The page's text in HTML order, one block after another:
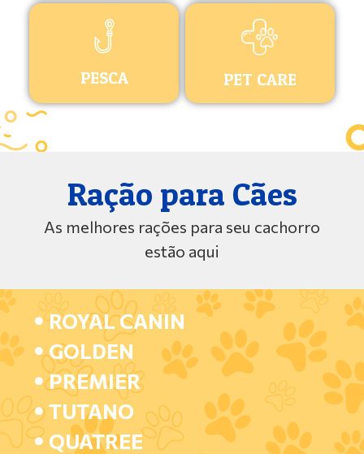
PESCA PET CARE
Ração para Cães
As melhores rações para seu cachorro
estão aqui
ROYAL CANIN
GOLDEN
PREMIER
TUTANO
QUATREE